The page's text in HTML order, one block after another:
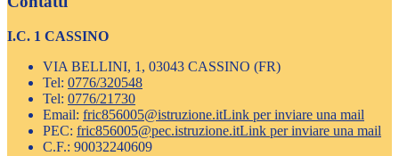
I.C. 1 CASSINO
VIA BELLINI, 1, 03043 CASSINO (FR)
Tel: 0776/320548
Tel: 0776/21730
Email: fric856005@istruzione.itLink per inviare una mail
PEC: fric856005@pec.istruzione.itLink per inviare una mail
C.F.: 90032240609